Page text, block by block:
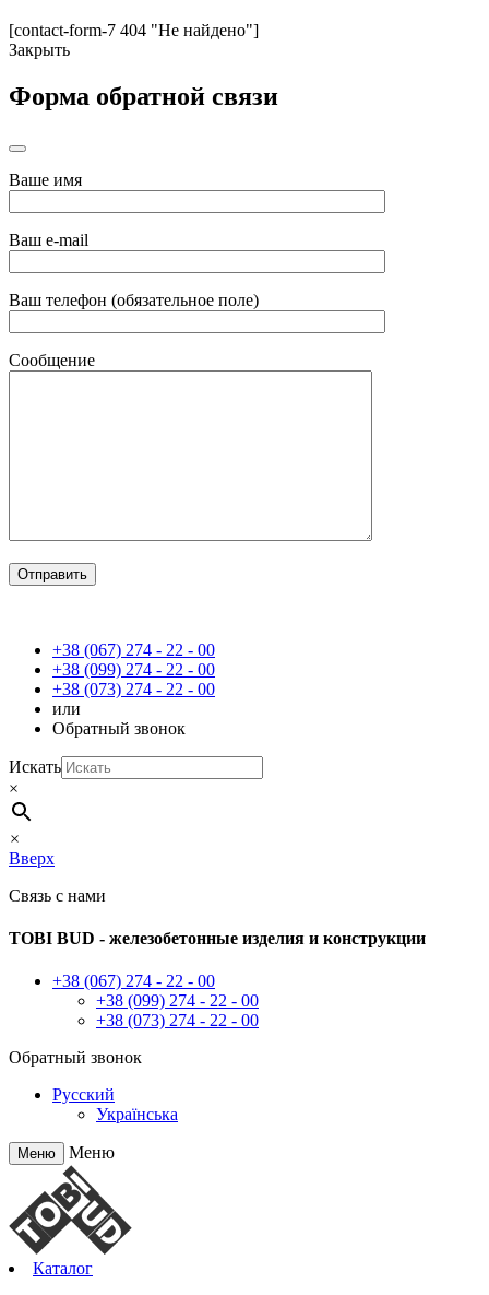
[contact-form-7 404 "Не найдено"]
Закрыть
Форма обратной связи
Ваше имя
Ваш e-mail
Ваш телефон (обязательное поле)
Сообщение
+38 (067) 274 - 22 - 00
+38 (099) 274 - 22 - 00
+38 (073) 274 - 22 - 00
или
Обратный звонок
Искать
×
×
Вверх
Связь с нами
TOBI BUD - железобетонные изделия и конструкции
+38 (067) 274 - 22 - 00
+38 (099) 274 - 22 - 00
+38 (073) 274 - 22 - 00
Обратный звонок
Русский
Українська
Меню Меню
Каталог